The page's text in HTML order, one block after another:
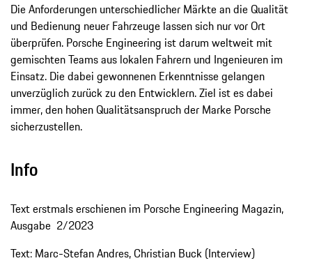
Die Anforderungen unterschiedlicher Märkte an die Qualität
und Bedienung neuer Fahrzeuge lassen sich nur vor Ort
überprüfen. Porsche Engineering ist darum weltweit mit
gemischten Teams aus lokalen Fahrern und Ingenieuren im
Einsatz. Die dabei gewonnenen Erkenntnisse gelangen
unverzüglich zurück zu den Entwicklern. Ziel ist es dabei
immer, den hohen Qualitätsanspruch der Marke Porsche
sicherzustellen.
Info
Text erstmals erschienen im Porsche Engineering Magazin,
Ausgabe 2/2023
Text: Marc-Stefan Andres, Christian Buck (Interview)